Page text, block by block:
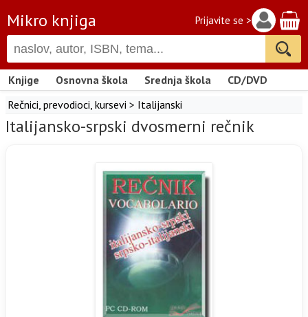
Mikro knjiga Prijavite se >
Knjige Osnovna škola Srednja škola
CD/DVD
Rečnici, prevodioci, kursevi > Italijanski
Italijansko-srpski dvosmerni rečnik